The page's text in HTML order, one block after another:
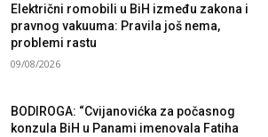
Električni romobili u BiH između zakona i
pravnog vakuuma: Pravila još nema,
problemi rastu
09/08/2026
BODIROGA: “Cvijanovićka za počasnog
konzula BiH u Panami imenovala Fatiha